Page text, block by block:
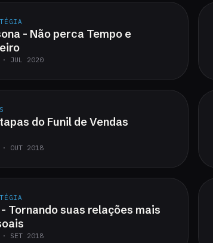
- Não perca Tempo e
JUL 2020
do Funil de Vendas
OUT 2018
- Tornando suas relações mais
SET 2018